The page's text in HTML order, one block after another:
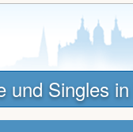
und Singles